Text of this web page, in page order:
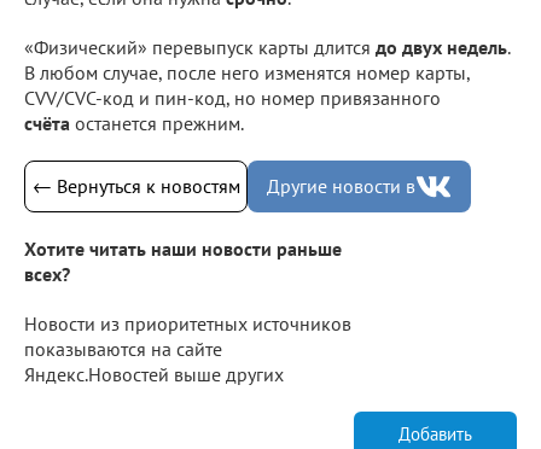
«Физический» перевыпуск карты длится до двух недель.
В любом случае, после него изменятся номер карты,
CVV/CVC-код и пин-код, но номер привязанного
счёта останется прежним.
← Вернуться к новостям Другие новости в
Хотите читать наши новости раньше
всех?
Новости из приоритетных источников
показываются на сайте
Яндекс.Новостей выше других
Добавить